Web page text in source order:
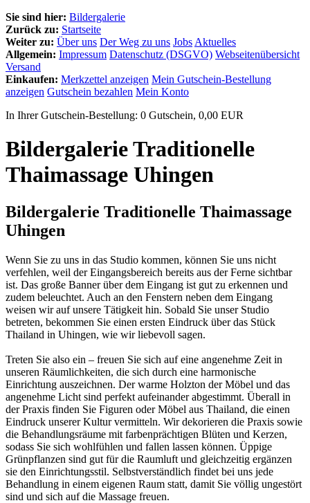
Sie sind hier: Bildergalerie
Zurück zu: Startseite
Weiter zu: Über uns Der Weg zu uns Jobs Aktuelles
Allgemein: Impressum Datenschutz (DSGVO) Webseitenübersicht
Versand
Einkaufen: Merkzettel anzeigen Mein Gutschein-Bestellung
anzeigen Gutschein bezahlen Mein Konto
In Ihrer Gutschein-Bestellung: 0 Gutschein, 0,00 EUR
Bildergalerie Traditionelle
Thaimassage Uhingen
Bildergalerie Traditionelle Thaimassage
Uhingen
Wenn Sie zu uns in das Studio kommen, können Sie uns nicht
verfehlen, weil der Eingangsbereich bereits aus der Ferne sichtbar
ist. Das große Banner über dem Eingang ist gut zu erkennen und
zudem beleuchtet. Auch an den Fenstern neben dem Eingang
weisen wir auf unsere Tätigkeit hin. Sobald Sie unser Studio
betreten, bekommen Sie einen ersten Eindruck über das Stück
Thailand in Uhingen, wie wir liebevoll sagen.
Treten Sie also ein – freuen Sie sich auf eine angenehme Zeit in
unseren Räumlichkeiten, die sich durch eine harmonische
Einrichtung auszeichnen. Der warme Holzton der Möbel und das
angenehme Licht sind perfekt aufeinander abgestimmt. Überall in
der Praxis finden Sie Figuren oder Möbel aus Thailand, die einen
Eindruck unserer Kultur vermitteln. Wir dekorieren die Praxis sowie
die Behandlungsräume mit farbenprächtigen Blüten und Kerzen,
sodass Sie sich wohlfühlen und fallen lassen können. Üppige
Grünpflanzen sind gut für die Raumluft und gleichzeitig ergänzen
sie den Einrichtungsstil. Selbstverständlich findet bei uns jede
Behandlung in einem eigenen Raum statt, damit Sie völlig ungestört
sind und sich auf die Massage freuen.